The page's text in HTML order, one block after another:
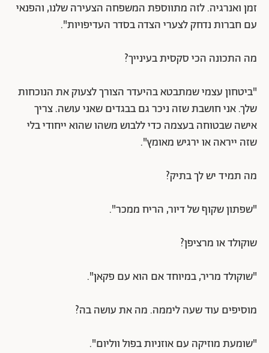
זמן ואנרגיה. לזה מתווספת המשפחה הצעירה שלנו, והפנאי
עם חברות נדחק לצערי הצדה בסדר העדיפויות".
מה התכונה הכי סקסית בעינייך?
"ביטחון עצמי שמתבטא בהיעדר הצורך לצעוק את הנוכחות
שלך. אני חושבת שזה ניכר גם בבגדים שאני עושה. צריך
אישה שבטוחה בעצמה כדי ללבוש משהו שהוא ייחודי בלי
שזה ייראה או ירגיש מאומץ".
מה תמיד יש לך בתיק?
"שפתון שקוף של דיור, הריח ממכר".
שוקולד או מרציפן?
"שוקולד מריר, במיוחד אם הוא עם פקאן".
מוסיפים עוד שעה ליממה. מה את עושה בה?
"שומעת מוזיקה עם אוזניות בפול ווליום".